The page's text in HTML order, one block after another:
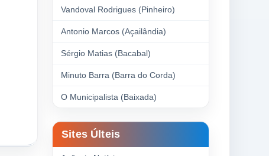
Vandoval Rodrigues (Pinheiro)
Antonio Marcos (Açailândia)
Sérgio Matias (Bacabal)
Minuto Barra (Barra do Corda)
O Municipalista (Baixada)
Sites Últeis